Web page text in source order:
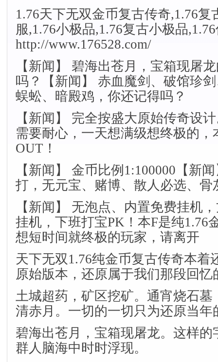
1.76天下无双金币复古传奇,1.76复
服,1.76小极品,1.76复古小极品
http://www.176528.com/
【新闻】 碧海出苍月，宝箱现屠
吗？【新闻】 赤血魔剑、破馆珍
蜈蚣、暗殿鸡，你还记得吗？
【新闻】 完全按盛大原始传奇设
需要耐心，一天想满级想终极的
OUT！
【新闻】 金币比例1:100000【新
打，无元宝、赌博、散人必选、骨
【新闻】 无泡点、内置免费挂机
挂机，下班打宝PK！本F是纯1.76
想短时间就终极的玩家，请离开
天下无双1.76纯金币复古传奇本着
原始版本，还原属于我们那段回忆
土城超药，矿区挖矿。通宵烧石墓
清赤月。一切的一切只为还原当年
碧海出苍月，宝箱现屠龙。这样的
群人脑海中时时浮现。